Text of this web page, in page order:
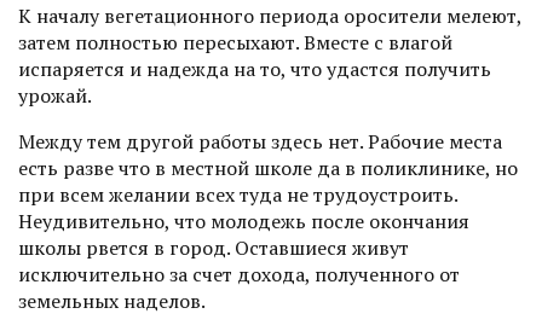
К началу вегетационного периода оросители мелеют,
затем полностью пересыхают. Вместе с влагой
испаряется и надежда на то, что удастся получить
урожай.
Между тем другой работы здесь нет. Рабочие места
есть разве что в местной школе да в поликлинике, но
при всем желании всех туда не трудо­устроить.
Неудивительно, что молодежь после окончания
школы рвется в город. Оставшиеся живут
исключительно за счет дохода, полученного от
земельных наделов.